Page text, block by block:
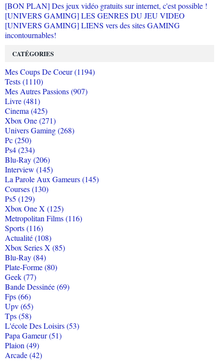
[BON PLAN] Des jeux vidéo gratuits sur internet, c'est possible !
[UNIVERS GAMING] LES GENRES DU JEU VIDEO
[UNIVERS GAMING] LIENS vers des sites GAMING
incontournables!
CATÉGORIES
Mes Coups De Coeur (1194)
Tests (1110)
Mes Autres Passions (907)
Livre (481)
Cinema (425)
Xbox One (271)
Univers Gaming (268)
Pc (250)
Ps4 (234)
Blu-Ray (206)
Interview (145)
La Parole Aux Gameurs (145)
Courses (130)
Ps5 (129)
Xbox One X (125)
Metropolitan Films (116)
Sports (116)
Actualité (108)
Xbox Series X (85)
Blu-Ray (84)
Plate-Forme (80)
Geek (77)
Bande Dessinée (69)
Fps (66)
Upv (65)
Tps (58)
L'école Des Loisirs (53)
Papa Gameur (51)
Plaion (49)
Arcade (42)